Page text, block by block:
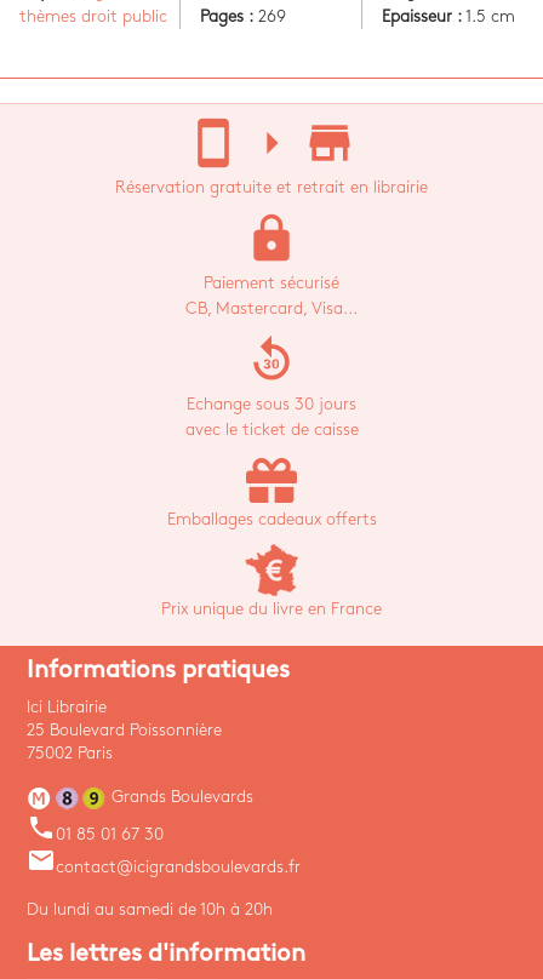
thèmes droit public
Pages : 269
Epaisseur :1.5 cm
stay_current_portrait arrow_right store_mall_directory
Réservation gratuite et retrait en librairie
lock
Paiement sécurisé
CB, Mastercard, Visa...
replay_30
Echange sous 30 jours
avec le ticket de caisse
Emballages cadeaux offerts
Prix unique du livre en France
Informations pratiques
Ici Librairie
25 Boulevard Poissonnière
75002 Paris
Grands Boulevards
phone 01 85 01 67 30
emailcontact@icigrandsboulevards.fr
Du lundi au samedi de 10h à 20h
Les lettres d'information